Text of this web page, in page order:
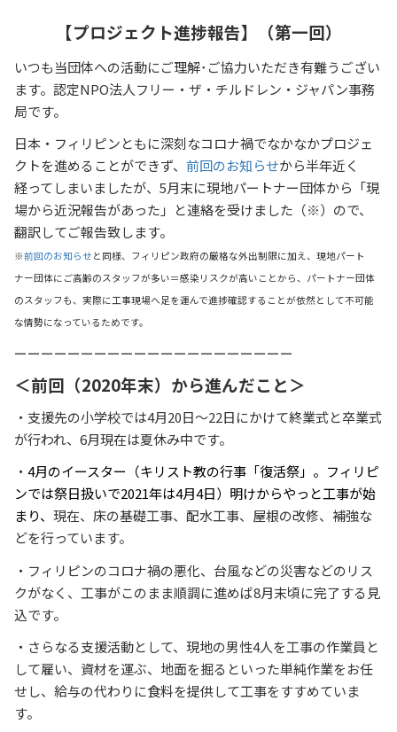
【プロジェクト進捗報告】（第一回）
いつも当団体への活動にご理解･ご協力いただき有難うござい
ます。認定NPO法人フリー・ザ・チルドレン・ジャパン事務
局です。
日本・フィリピンともに深刻なコロナ禍でなかなかプロジェ
クトを進めることができず、 前回のお知らせから半年近く
経ってしまいましたが、5月末に現地パートナー団体から「現
場から近況報告があった」と連絡を受けました（※）ので、
翻訳してご報告致します。
※前回のお知らせ と同様、フィリピン政府の厳格な外出制限に加え、現地パート
ナー団体にご高齢のスタッフが多い＝感染リスクが高いことから、パートナー団体
のスタッフも、実際に工事現場へ足を運んで進捗確認することが依然として不可能
な情勢になっているためです。
ーーーーーーーーーーーーーーーーーーーーー
＜前回（2020年末）から進んだこと＞
・支援先の小学校では4月20日～22日にかけて終業式と卒業式
が行われ、6月現在は夏休み中です。
・ 4月のイースター（キリスト教の行事「復活祭」。フィリピ
ンでは祭日扱いで2021年は4月4日）明けからやっと工事が始
まり、 現在、床の基礎工事、配水工事、屋根の改修、補強な
どを行っています。
・フィリピンのコロナ禍の悪化、台風などの災害などのリス
クがなく、工事がこのまま順調に進めば8月末頃に完了する見
込です。
・さらなる支援活動として、現地の男性4人を工事の作業員と
して雇い、資材を運ぶ、地面を掘るといった単純作業をお任
せし、給与の代わりに食料を提供して工事をすすめていま
す。